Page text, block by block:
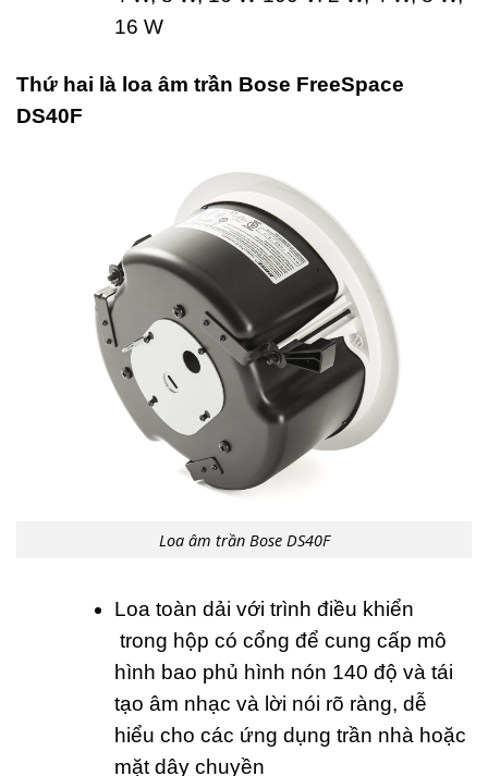
16 W
Thứ hai là loa âm trần Bose FreeSpace
DS40F
Loa âm trần Bose DS40F
Loa toàn dải với trình điều khiển
trong hộp có cổng để cung cấp mô
hình bao phủ hình nón 140 độ và tái
tạo âm nhạc và lời nói rõ ràng, dễ
hiểu cho các ứng dụng trần nhà hoặc
mặt dây chuyền